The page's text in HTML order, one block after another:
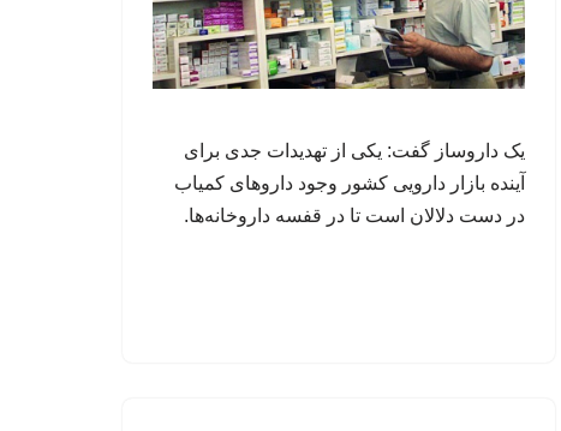
یک داروساز گفت: یکی از تهدیدات جدی برای
آینده بازار دارویی کشور وجود داروهای کمیاب
در دست دلالان است تا در قفسه داروخانه‌ها.